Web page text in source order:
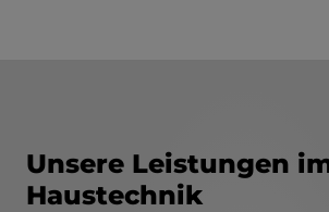
Unsere Leistungen
Haustechnik